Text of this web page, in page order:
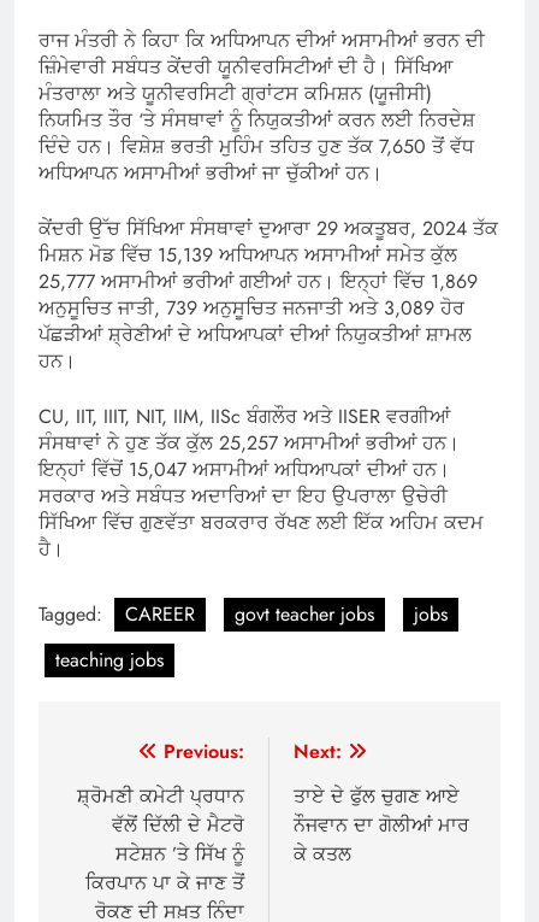
ਰਾਜ ਮੰਤਰੀ ਨੇ ਕਿਹਾ ਕਿ ਅਧਿਆਪਨ ਦੀਆਂ ਅਸਾਮੀਆਂ ਭਰਨ ਦੀ
ਜ਼ਿੰਮੇਵਾਰੀ ਸਬੰਧਤ ਕੇਂਦਰੀ ਯੂਨੀਵਰਸਿਟੀਆਂ ਦੀ ਹੈ। ਸਿੱਖਿਆ
ਮੰਤਰਾਲਾ ਅਤੇ ਯੂਨੀਵਰਸਿਟੀ ਗ੍ਰਾਂਟਸ ਕਮਿਸ਼ਨ (ਯੂਜੀਸੀ)
ਨਿਯਮਿਤ ਤੌਰ ‘ਤੇ ਸੰਸਥਾਵਾਂ ਨੂੰ ਨਿਯੁਕਤੀਆਂ ਕਰਨ ਲਈ ਨਿਰਦੇਸ਼
ਦਿੰਦੇ ਹਨ। ਵਿਸ਼ੇਸ਼ ਭਰਤੀ ਮੁਹਿੰਮ ਤਹਿਤ ਹੁਣ ਤੱਕ 7,650 ਤੋਂ ਵੱਧ
ਅਧਿਆਪਨ ਅਸਾਮੀਆਂ ਭਰੀਆਂ ਜਾ ਚੁੱਕੀਆਂ ਹਨ।
ਕੇਂਦਰੀ ਉੱਚ ਸਿੱਖਿਆ ਸੰਸਥਾਵਾਂ ਦੁਆਰਾ 29 ਅਕਤੂਬਰ, 2024 ਤੱਕ
ਮਿਸ਼ਨ ਮੋਡ ਵਿੱਚ 15,139 ਅਧਿਆਪਨ ਅਸਾਮੀਆਂ ਸਮੇਤ ਕੁੱਲ
25,777 ਅਸਾਮੀਆਂ ਭਰੀਆਂ ਗਈਆਂ ਹਨ। ਇਨ੍ਹਾਂ ਵਿੱਚ 1,869
ਅਨੁਸੂਚਿਤ ਜਾਤੀ, 739 ਅਨੁਸੂਚਿਤ ਜਨਜਾਤੀ ਅਤੇ 3,089 ਹੋਰ
ਪੱਛੜੀਆਂ ਸ਼੍ਰੇਣੀਆਂ ਦੇ ਅਧਿਆਪਕਾਂ ਦੀਆਂ ਨਿਯੁਕਤੀਆਂ ਸ਼ਾਮਲ
ਹਨ।
CU, IIT, IIIT, NIT, IIM, IISc ਬੰਗਲੌਰ ਅਤੇ IISER ਵਰਗੀਆਂ
ਸੰਸਥਾਵਾਂ ਨੇ ਹੁਣ ਤੱਕ ਕੁੱਲ 25,257 ਅਸਾਮੀਆਂ ਭਰੀਆਂ ਹਨ।
ਇਨ੍ਹਾਂ ਵਿੱਚੋਂ 15,047 ਅਸਾਮੀਆਂ ਅਧਿਆਪਕਾਂ ਦੀਆਂ ਹਨ।
ਸਰਕਾਰ ਅਤੇ ਸਬੰਧਤ ਅਦਾਰਿਆਂ ਦਾ ਇਹ ਉਪਰਾਲਾ ਉਚੇਰੀ
ਸਿੱਖਿਆ ਵਿੱਚ ਗੁਣਵੱਤਾ ਬਰਕਰਾਰ ਰੱਖਣ ਲਈ ਇੱਕ ਅਹਿਮ ਕਦਮ
ਹੈ।
Tagged: CAREER govt teacher jobs
jobs
teaching jobs
navigation
Previous:
ਸ਼੍ਰੋਮਣੀ ਕਮੇਟੀ ਪ੍ਰਧਾਨ
ਵੱਲੋਂ ਦਿੱਲੀ ਦੇ ਮੈਟਰੋ
ਸਟੇਸ਼ਨ ’ਤੇ ਸਿੱਖ ਨੂੰ
ਕਿਰਪਾਨ ਪਾ ਕੇ ਜਾਣ ਤੋਂ
ਰੋਕਣ ਦੀ ਸਖ਼ਤ ਨਿੰਦਾ
Next:
ਤਾਏ ਦੇ ਫੁੱਲ ਚੁਗਣ ਆਏ
ਨੌਜਵਾਨ ਦਾ ਗੋਲੀਆਂ ਮਾਰ
ਕੇ ਕਤਲ